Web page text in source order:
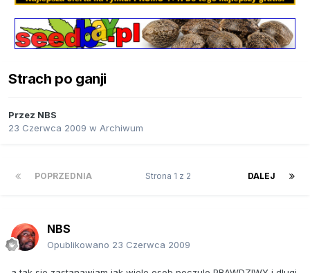
Strach po ganji
Przez NBS
23 Czerwca 2009 w Archiwum
POPRZEDNIA DALEJ
Strona 1 z 2
NBS
Opublikowano 23 Czerwca 2009